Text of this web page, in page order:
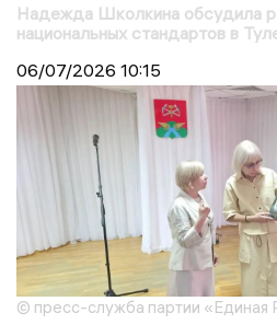
Надежда Школкина обсудила
национальных стандартов в
06/07/2026 10:15
© пресс-служба партии «Единая